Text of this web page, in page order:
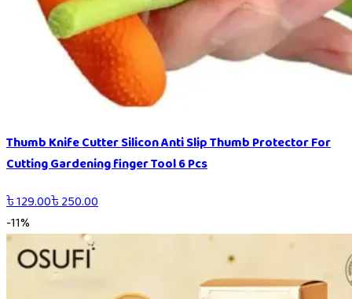
Thumb Knife Cutter Silicon Anti Slip Thumb Protector For
Cutting Gardening finger Tool 6 Pcs
৳129.00৳250.00
-11%